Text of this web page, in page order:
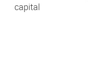
capital